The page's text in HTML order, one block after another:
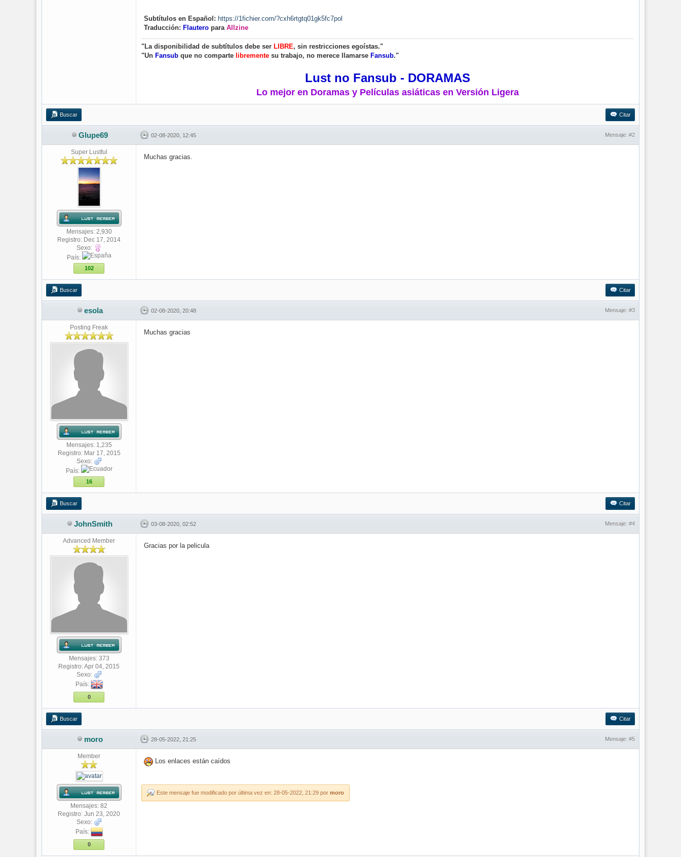
Subtítulos en Español: https://1fichier.com/?cxh6rtgtq01gk5fc7pol
Traducción: Flautero para Allzine
"La disponibilidad de subtítulos debe ser LIBRE, sin restricciones egoístas."
"Un Fansub que no comparte libremente su trabajo, no merece llamarse Fansub."
Lust no Fansub - DORAMAS
Lo mejor en Doramas y Películas asiáticas en Versión Ligera
Buscar Citar
Glupe69 02-08-2020, 12:45 Mensaje: #2
Super Lustful
Mensajes: 2,930
Registro: Dec 17, 2014
Sexo:
País:
102
Muchas gracias.
Buscar Citar
esola 02-08-2020, 20:48 Mensaje: #3
Posting Freak
Mensajes: 1,235
Registro: Mar 17, 2015
Sexo:
País:
16
Muchas gracias
Buscar Citar
JohnSmith 03-08-2020, 02:52 Mensaje: #4
Advanced Member
Mensajes: 373
Registro: Apr 04, 2015
Sexo:
País:
0
Gracias por la pelicula
Buscar Citar
moro 28-05-2022, 21:25 Mensaje: #5
Member
Mensajes: 82
Registro: Jun 23, 2020
Sexo:
País:
0
Los enlaces están caídos
Este mensaje fue modificado por última vez en: 28-05-2022, 21:29 por moro